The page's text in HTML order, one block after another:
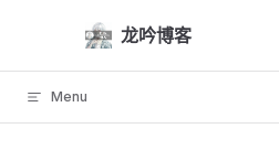
Skip to content龙吟博客
Menu